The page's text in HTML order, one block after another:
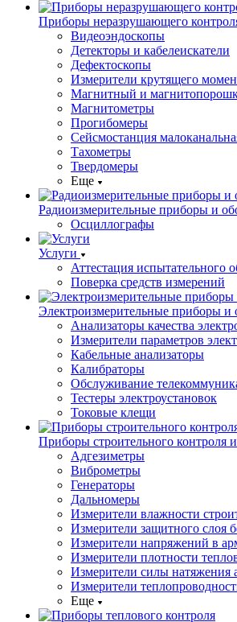
Приборы неразрушающего
Видеоэндоскопы
Детекторы и кабелеискатели
Дефектоскопы
Измерители крутящего
Магнитный и
Магнитометры
Прогибомеры
Сейсмостанция
Тахометры
Твердомеры
Еще
Радиоизмерительные приборы и
Осциллографы
Услуги
Аттестация испытательного
Поверка средств измерений
Электроизмерительные приборы и
Анализаторы качества
Измерители параметров
Кабельные анализаторы
Калибраторы
Обслуживание
Тестеры электроустановок
Токовые клещи
Приборы строительного контроля
Адгезиметры
Виброметры
Генераторы
Дальномеры
Измерители влажности
Измерители защитного слоя
Измерители напряжений в
Измерители плотности
Измерители силы натяжения
Измерители
Еще